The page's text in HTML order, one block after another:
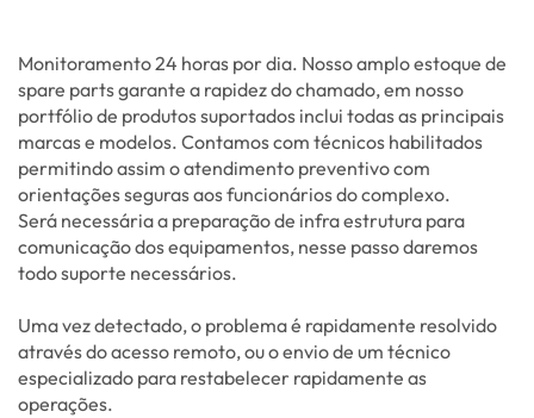
Monitoramento 24 horas por dia. Nosso amplo estoque de
spare parts garante a rapidez do chamado, em nosso
portfólio de produtos suportados inclui todas as principais
marcas e modelos. Contamos com técnicos habilitados
permitindo assim o atendimento preventivo com
orientações seguras aos funcionários do complexo.
Será necessária a preparação de infra estrutura para
comunicação dos equipamentos, nesse passo daremos
todo suporte necessários.
Uma vez detectado, o problema é rapidamente resolvido
através do acesso remoto, ou o envio de um técnico
especializado para restabelecer rapidamente as
operações.